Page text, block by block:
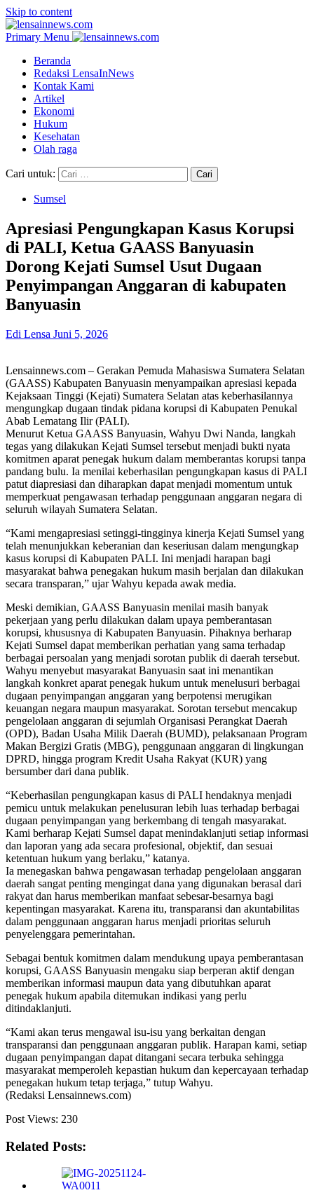
Skip to content
Primary Menu
Beranda
Redaksi LensaInNews
Kontak Kami
Artikel
Ekonomi
Hukum
Kesehatan
Olah raga
Cari untuk:
Sumsel
Apresiasi Pengungkapan Kasus Korupsi
di PALI, Ketua GAASS Banyuasin
Dorong Kejati Sumsel Usut Dugaan
Penyimpangan Anggaran di kabupaten
Banyuasin
Edi Lensa Juni 5, 2026
Lensainnews.com – Gerakan Pemuda Mahasiswa Sumatera Selatan
(GAASS) Kabupaten Banyuasin menyampaikan apresiasi kepada
Kejaksaan Tinggi (Kejati) Sumatera Selatan atas keberhasilannya
mengungkap dugaan tindak pidana korupsi di Kabupaten Penukal
Abab Lematang Ilir (PALI).
Menurut Ketua GAASS Banyuasin, Wahyu Dwi Nanda, langkah
tegas yang dilakukan Kejati Sumsel tersebut menjadi bukti nyata
komitmen aparat penegak hukum dalam memberantas korupsi tanpa
pandang bulu. Ia menilai keberhasilan pengungkapan kasus di PALI
patut diapresiasi dan diharapkan dapat menjadi momentum untuk
memperkuat pengawasan terhadap penggunaan anggaran negara di
seluruh wilayah Sumatera Selatan.
“Kami mengapresiasi setinggi-tingginya kinerja Kejati Sumsel yang
telah menunjukkan keberanian dan keseriusan dalam mengungkap
kasus korupsi di Kabupaten PALI. Ini menjadi harapan bagi
masyarakat bahwa penegakan hukum masih berjalan dan dilakukan
secara transparan,” ujar Wahyu kepada awak media.
Meski demikian, GAASS Banyuasin menilai masih banyak
pekerjaan yang perlu dilakukan dalam upaya pemberantasan
korupsi, khususnya di Kabupaten Banyuasin. Pihaknya berharap
Kejati Sumsel dapat memberikan perhatian yang sama terhadap
berbagai persoalan yang menjadi sorotan publik di daerah tersebut.
Wahyu menyebut masyarakat Banyuasin saat ini menantikan
langkah konkret aparat penegak hukum untuk menelusuri berbagai
dugaan penyimpangan anggaran yang berpotensi merugikan
keuangan negara maupun masyarakat. Sorotan tersebut mencakup
pengelolaan anggaran di sejumlah Organisasi Perangkat Daerah
(OPD), Badan Usaha Milik Daerah (BUMD), pelaksanaan Program
Makan Bergizi Gratis (MBG), penggunaan anggaran di lingkungan
DPRD, hingga program Kredit Usaha Rakyat (KUR) yang
bersumber dari dana publik.
“Keberhasilan pengungkapan kasus di PALI hendaknya menjadi
pemicu untuk melakukan penelusuran lebih luas terhadap berbagai
dugaan penyimpangan yang berkembang di tengah masyarakat.
Kami berharap Kejati Sumsel dapat menindaklanjuti setiap informasi
dan laporan yang ada secara profesional, objektif, dan sesuai
ketentuan hukum yang berlaku,” katanya.
Ia menegaskan bahwa pengawasan terhadap pengelolaan anggaran
daerah sangat penting mengingat dana yang digunakan berasal dari
rakyat dan harus memberikan manfaat sebesar-besarnya bagi
kepentingan masyarakat. Karena itu, transparansi dan akuntabilitas
dalam penggunaan anggaran harus menjadi prioritas seluruh
penyelenggara pemerintahan.
Sebagai bentuk komitmen dalam mendukung upaya pemberantasan
korupsi, GAASS Banyuasin mengaku siap berperan aktif dengan
memberikan informasi maupun data yang dibutuhkan aparat
penegak hukum apabila ditemukan indikasi yang perlu
ditindaklanjuti.
“Kami akan terus mengawal isu-isu yang berkaitan dengan
transparansi dan penggunaan anggaran publik. Harapan kami, setiap
dugaan penyimpangan dapat ditangani secara terbuka sehingga
masyarakat memperoleh kepastian hukum dan kepercayaan terhadap
penegakan hukum tetap terjaga,” tutup Wahyu.
(Redaksi Lensainnews.com)
Post Views: 230
Related Posts: